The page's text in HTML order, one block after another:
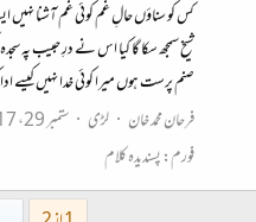
کس کو سناؤں حالِ غم کوئی غم آشنا نہیں
شیخ سمجھ سکا گا کیا اس نے درِ حبیب پہ سجدہ
صنم پرست ہوں میرا کوئی خدا نہیں کیسے
فرحان محمد خان
لڑی ستمبر 29، 2017
فورم:پسندیدہ کلام